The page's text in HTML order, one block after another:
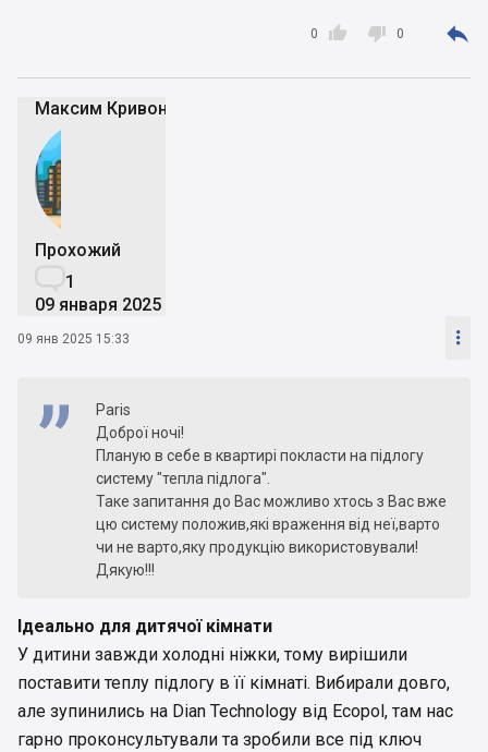
- тепла підлога під плитку, мати, Fenix
вітчизняний Woks (XZWS0005)
Брендів тьма, але порівати вартно не за
овін зроблений, або покласти теплу підлогу і
перевірити, що з нею буде через 10 років, о це
вузькоспеціалізованих магазинахЮ котрі
займаються теплою підлогою.

0  0 
Максим Кривоніс
Прохожий
1
09 января 2025
09 янв 2025 15:33 
Paris
Доброї ночі!
Планую в себе в квартирі покласти на підлогу
систему "тепла підлога".
Таке запитання до Вас можливо хтось з Вас вже
цю систему положив,які враження від неї,варто
чи не варто,яку продукцію використовували!
Дякую!!!
Ідеально для дитячої кімнати
У дитини завжди холодні ніжки, тому вирішили
поставити теплу підлогу в її кімнаті. Вибирали довго,
але зупинились на Dian Technology від Ecopol, там нас
гарно проконсультували та зробили все під ключ